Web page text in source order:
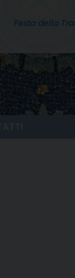
Festa della